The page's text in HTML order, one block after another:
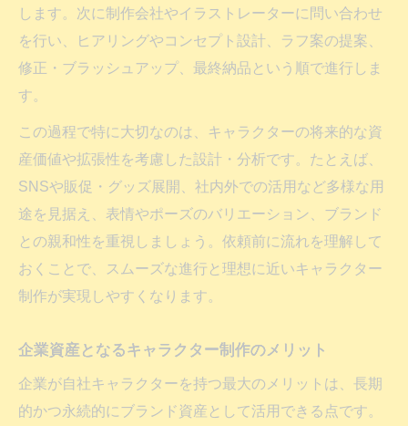
します。次に制作会社やイラストレーターに問い合わせ
を行い、ヒアリングやコンセプト設計、ラフ案の提案、
修正・ブラッシュアップ、最終納品という順で進行しま
す。
この過程で特に大切なのは、キャラクターの将来的な資
産価値や拡張性を考慮した設計・分析です。たとえば、
SNSや販促・グッズ展開、社内外での活用など多様な用
途を見据え、表情やポーズのバリエーション、ブランド
との親和性を重視しましょう。依頼前に流れを理解して
おくことで、スムーズな進行と理想に近いキャラクター
制作が実現しやすくなります。
企業資産となるキャラクター制作のメリット
企業が自社キャラクターを持つ最大のメリットは、長期
的かつ永続的にブランド資産として活用できる点です。